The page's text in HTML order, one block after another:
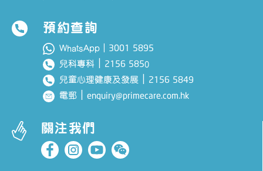
預約查詢
WhatsApp｜ 3001 5895
兒科專科 2156 5850
兒童心理健康及發展
2156 5849
電郵 ｜enquiry@primecare.com.hk
關注我們